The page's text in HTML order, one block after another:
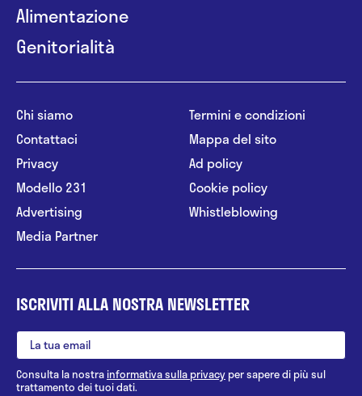
Alimentazione
Genitorialità
Chi siamo
Contattaci
Privacy
Modello 231
Advertising
Media Partner
Termini e condizioni
Mappa del sito
Ad policy
Cookie policy
Whistleblowing
ISCRIVITI ALLA NOSTRA NEWSLETTER
Consulta la nostrainformativa sulla privacy per sapere di più sul
trattamento dei tuoi dati.